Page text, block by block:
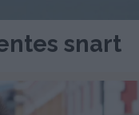
snart